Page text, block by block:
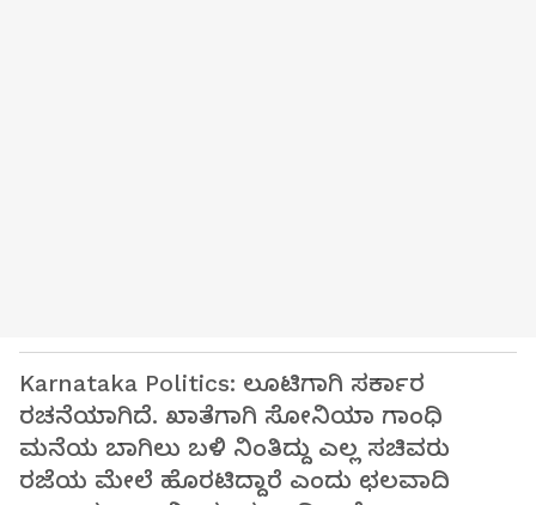
Karnataka Politics: ಲೂಟಿಗಾಗಿ ಸರ್ಕಾರ
ರಚನೆಯಾಗಿದೆ. ಖಾತೆಗಾಗಿ ಸೋನಿಯಾ ಗಾಂಧಿ
ಮನೆಯ ಬಾಗಿಲು ಬಳಿ ನಿಂತಿದ್ದು ಎಲ್ಲ ಸಚಿವರು
ರಜೆಯ ಮೇಲೆ ಹೊರಟಿದ್ದಾರೆ ಎಂದು ಛಲವಾದಿ